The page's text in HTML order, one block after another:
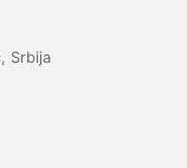
, Srbija